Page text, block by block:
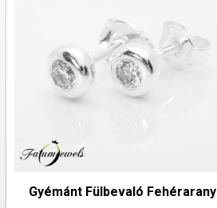
Gyémánt Fülbevaló Fehérarany